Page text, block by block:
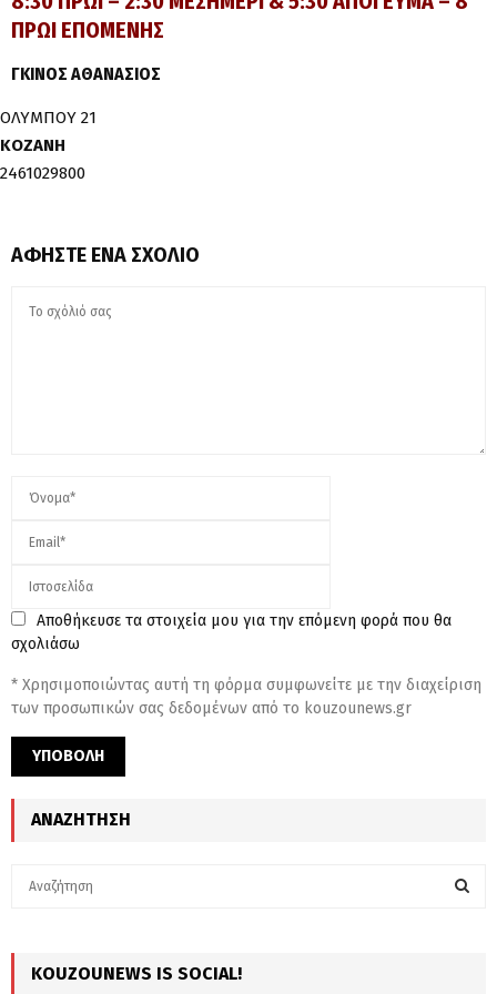
ΠΡΩΙ ΕΠΟΜΕΝΗΣ
ΓΚΙΝΟΣ ΑΘΑΝΑΣΙΟΣ
ΟΛΥΜΠΟΥ 21
ΚΟΖΑΝΗ
2461029800
ΑΦΉΣΤΕ ΈΝΑ ΣΧΌΛΙΟ
Αποθήκευσε τα στοιχεία μου για την επόμενη φορά που θα
σχολιάσω
* Χρησιμοποιώντας αυτή τη φόρμα συμφωνείτε με την διαχείριση
των προσωπικών σας δεδομένων από το kouzounews.gr
ΑΝΑΖΉΤΗΣΗ
KOUZOUNEWS IS SOCIAL!